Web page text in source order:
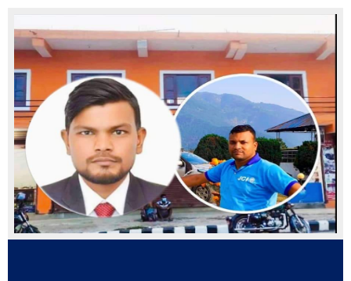
समाचार
राष्ट्रिय
अन्तराष्ट्रिय
अन्तरबार्ता
अर्थ
खेलकुद
मनोरञ्जन